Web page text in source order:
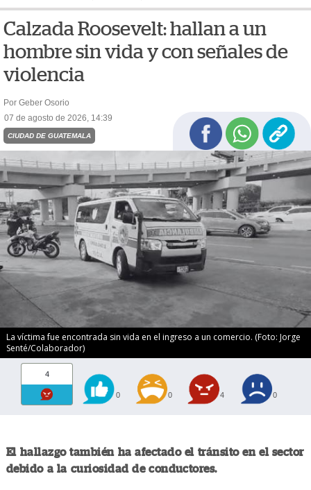
Calzada Roosevelt: hallan a un
hombre sin vida y con señales de
violencia
Por Geber Osorio
07 de agosto de 2026, 14:39
CIUDAD DE GUATEMALA
La víctima fue encontrada sin vida en el ingreso a un comercio. (Foto: Jorge
Senté/Colaborador)
4
0 0 4 0
El hallazgo también ha afectado el tránsito en el sector
debido a la curiosidad de conductores.